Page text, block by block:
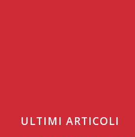
ULTIMI ARTICOLI